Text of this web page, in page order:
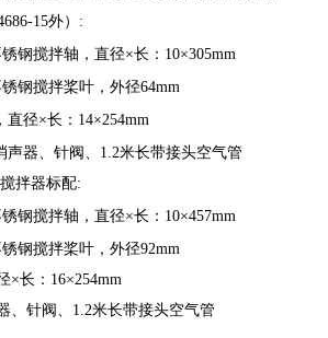
15外）:
钢搅拌轴，直径×长：10×305mm
钢搅拌桨叶，外径64mm
直径×长：14×254mm
声器、针阀、1.2米长带接头空气管
搅拌器标配:
钢搅拌轴，直径×长：10×457mm
钢搅拌桨叶，外径92mm
×长：16×254mm
、针阀、1.2米长带接头空气管